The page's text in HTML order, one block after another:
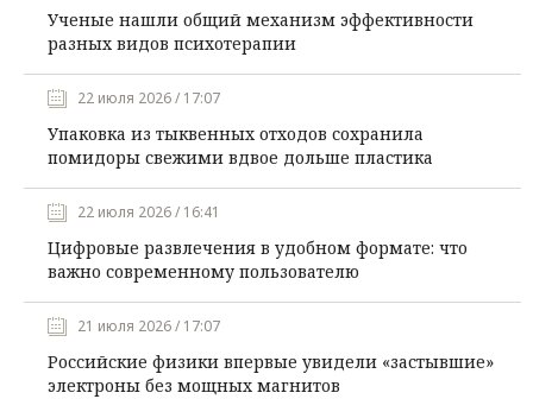
Ученые нашли общий механизм эффективности
разных видов психотерапии
22 июля 2026 / 17:07
Упаковка из тыквенных отходов сохранила
помидоры свежими вдвое дольше пластика
22 июля 2026 / 16:41
Цифровые развлечения в удобном формате: что
важно современному пользователю
21 июля 2026 / 17:07
Российские физики впервые увидели «застывшие»
электроны без мощных магнитов